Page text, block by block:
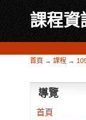
課程資
首頁 → 課程 →
導覽
首頁